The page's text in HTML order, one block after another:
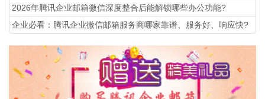
2026年腾讯企业邮箱微信深度整合后能解锁哪些办公功能?
企业必看：腾讯企业微信邮箱服务商哪家靠谱、服务好、响应快?